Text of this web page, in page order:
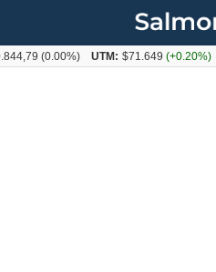
(0.00%) UTM: $71.649(+0.20%) Dólar: